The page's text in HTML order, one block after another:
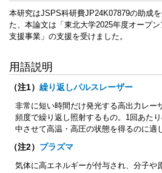
本研究はJSPS科研費JP24K07879の助成
た、本論文は「東北大学2025年度オープ
支援事業」の支援を受けました。
用語説明
（注1） 繰り返しパルスレーザー
非常に短い時間だけ発光する高出力レー
頻度で繰り返し照射するもの。1回あた
中させて高温・高圧の状態を得るのに適
（注2） プラズマ
気体に高エネルギーが付与され、分子や